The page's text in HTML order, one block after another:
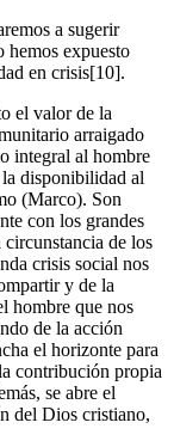
a sugerir
hemos expuesto
en crisis[10].
el valor de la
arraigado
integral al hombre
disponibilidad al
(Marco). Son
con los grandes
de los
crisis social nos
y de la
hombre que nos
de la acción
el horizonte para
contribución propia
se abre el
del Dios cristiano,